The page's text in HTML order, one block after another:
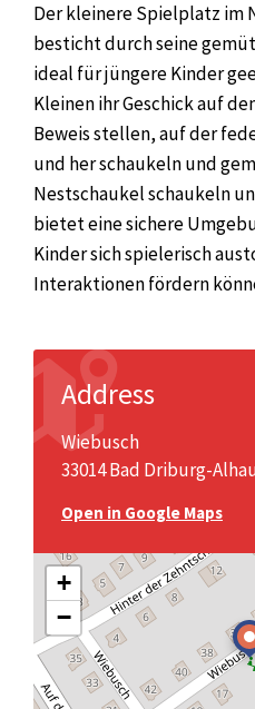
Der kleinere Spielplatz im
besticht durch seine
ideal für jüngere Kinder
Kleinen ihr Geschick auf
Beweis stellen, auf der
und her schaukeln und
Nestschaukel schaukeln
bietet eine sichere
Kinder sich spielerisch
Interaktionen fördern
Address
Wiebusch
33014 Bad Driburg-
Open in Google Maps
+
−